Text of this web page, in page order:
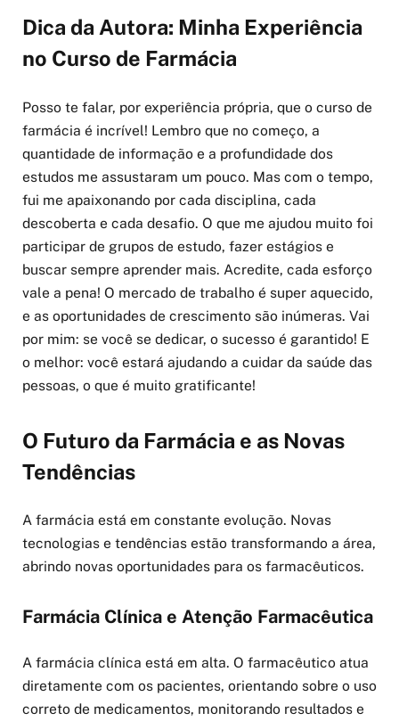
Dica da Autora: Minha Experiência
no Curso de Farmácia
Posso te falar, por experiência própria, que o curso de
farmácia é incrível! Lembro que no começo, a
quantidade de informação e a profundidade dos
estudos me assustaram um pouco. Mas com o tempo,
fui me apaixonando por cada disciplina, cada
descoberta e cada desafio. O que me ajudou muito foi
participar de grupos de estudo, fazer estágios e
buscar sempre aprender mais. Acredite, cada esforço
vale a pena! O mercado de trabalho é super aquecido,
e as oportunidades de crescimento são inúmeras. Vai
por mim: se você se dedicar, o sucesso é garantido! E
o melhor: você estará ajudando a cuidar da saúde das
pessoas, o que é muito gratificante!
O Futuro da Farmácia e as Novas
Tendências
A farmácia está em constante evolução. Novas
tecnologias e tendências estão transformando a área,
abrindo novas oportunidades para os farmacêuticos.
Farmácia Clínica e Atenção Farmacêutica
A farmácia clínica está em alta. O farmacêutico atua
diretamente com os pacientes, orientando sobre o uso
correto de medicamentos, monitorando resultados e